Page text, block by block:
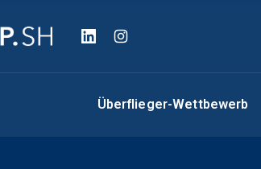
Überflieger-Wettbewerb